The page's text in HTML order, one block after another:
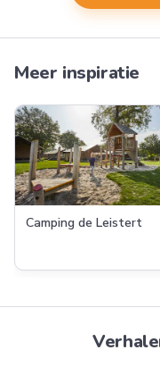
Meer inspiratie
Camping de Leistert